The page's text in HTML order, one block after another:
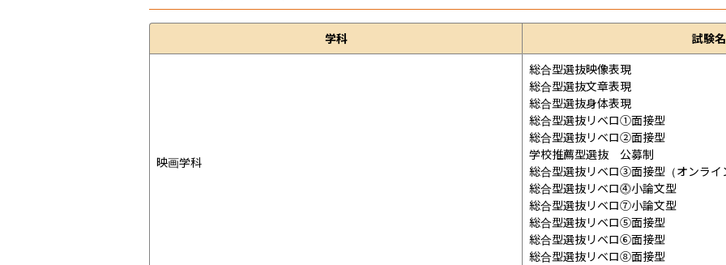
学科 試験名
映画学科
総合型選抜映像表現
総合型選抜文章表現
総合型選抜身体表現
総合型選抜リベロ①面接型
総合型選抜リベロ②面接型
学校推薦型選抜　公募制
総合型選抜リベロ③面接型（オンライ
総合型選抜リベロ⓸小論文型
総合型選抜リベロ⑦小論文型
総合型選抜リベロ⑤面接型
総合型選抜リベロ⑥面接型
総合型選抜リベロ⑧面接型